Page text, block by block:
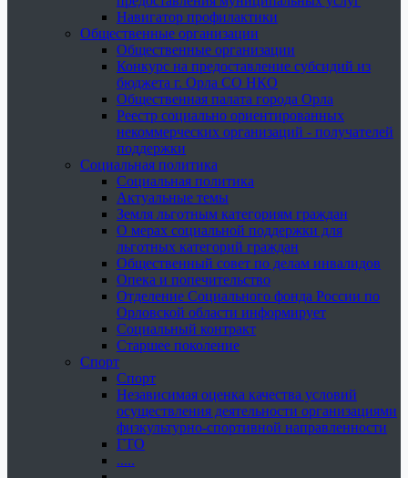
Навигатор профилактики
Общественные организации
Общественные организации
Конкурс на предоставление субсидий из
бюджета г. Орла СО НКО
Общественная палата города Орла
Реестр социально ориентированных
некоммерческих организаций - получателей
поддержки
Социальная политика
Социальная политика
Актуальные темы
Земля льготным категориям граждан
О мерах социальной поддержки для
льготных категорий граждан
Общественный совет по делам инвалидов
Опека и попечительство
Отделение Социального фонда России по
Орловской области информирует
Социальный контракт
Старшее поколение
Спорт
Спорт
Независимая оценка качества условий
осуществления деятельности организациями
физкультурно-спортивной направленности
ГТО
.....